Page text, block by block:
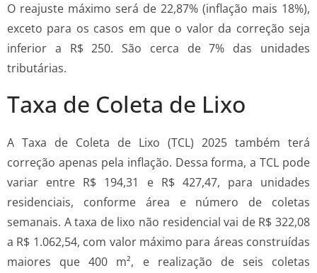
O reajuste máximo será de 22,87% (inflação mais 18%),
exceto para os casos em que o valor da correção seja
inferior a R$ 250. São cerca de 7% das unidades
tributárias.
Taxa de Coleta de Lixo
A Taxa de Coleta de Lixo (TCL) 2025 também terá
correção apenas pela inflação. Dessa forma, a TCL pode
variar entre R$ 194,31 e R$ 427,47, para unidades
residenciais, conforme área e número de coletas
semanais. A taxa de lixo não residencial vai de R$ 322,08
a R$ 1.062,54, com valor máximo para áreas construídas
maiores que 400 m², e realização de seis coletas